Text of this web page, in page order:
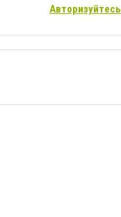
Авторизуйтесь